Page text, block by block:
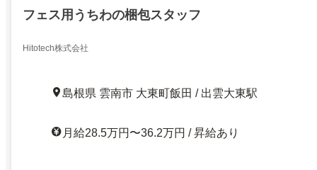
フェス用うちわの梱包スタッフ
Hitotech株式会社
島根県 雲南市 大東町飯田 / 出雲大東駅
月給28.5万円〜36.2万円 / 昇給あり